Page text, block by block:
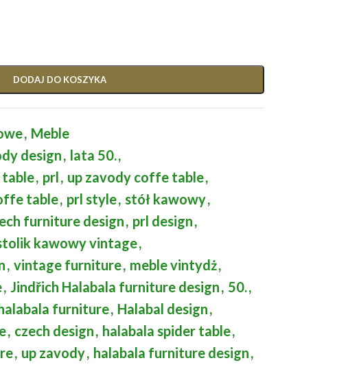
DODAJ DO KOSZYKA
, Meble
design, lata 50.,
table, prl, up zavody coffe table,
table, prl style, stół kawowy,
furniture design, prl design,
kawowy vintage,
, vintage furniture, meble vintydż,
, Jindřich Halabala furniture design, 50.,
furniture, Halabal design,
, czech design, halabala spider table,
, up zavody, halabala furniture design,